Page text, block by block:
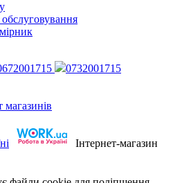
0732001715
магазинів
Інтернет-магазин